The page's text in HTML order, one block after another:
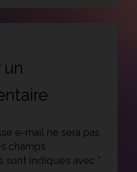
un
e-mail ne sera pas
champs
sont indiqués avec *